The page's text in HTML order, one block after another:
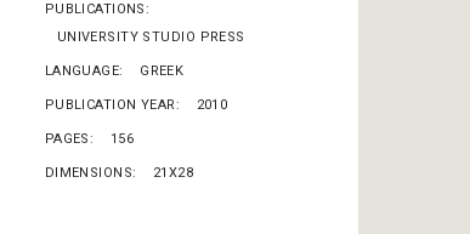
PUBLICATIONS
UNIVERSITY STUDIO PRESS
LANGUAGE GREEK
PUBLICATION YEAR 2010
PAGES 156
DIMENSIONS 21X28